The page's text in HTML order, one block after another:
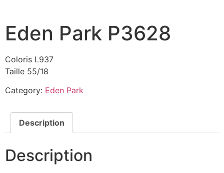
Eden Park P3628
Coloris L937
Taille 55/18
Category: Eden Park
Description
Description